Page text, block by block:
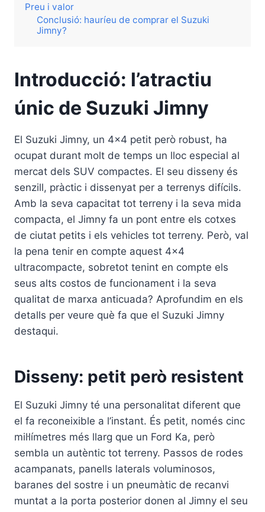
Preu i valor
Conclusió: hauríeu de comprar el Suzuki
Jimny?
Introducció: l’atractiu
únic de Suzuki Jimny
El Suzuki Jimny, un 4×4 petit però robust, ha
ocupat durant molt de temps un lloc especial al
mercat dels SUV compactes. El seu disseny és
senzill, pràctic i dissenyat per a terrenys difícils.
Amb la seva capacitat tot terreny i la seva mida
compacta, el Jimny fa un pont entre els cotxes
de ciutat petits i els vehicles tot terreny. Però, val
la pena tenir en compte aquest 4×4
ultracompacte, sobretot tenint en compte els
seus alts costos de funcionament i la seva
qualitat de marxa anticuada? Aprofundim en els
detalls per veure què fa que el Suzuki Jimny
destaqui.
Disseny: petit però resistent
El Suzuki Jimny té una personalitat diferent que
el fa reconeixible a l’instant. És petit, només cinc
mil·límetres més llarg que un Ford Ka, però
sembla un autèntic tot terreny. Passos de rodes
acampanats, panells laterals voluminosos,
baranes del sostre i un pneumàtic de recanvi
muntat a la porta posterior donen al Jimny el seu